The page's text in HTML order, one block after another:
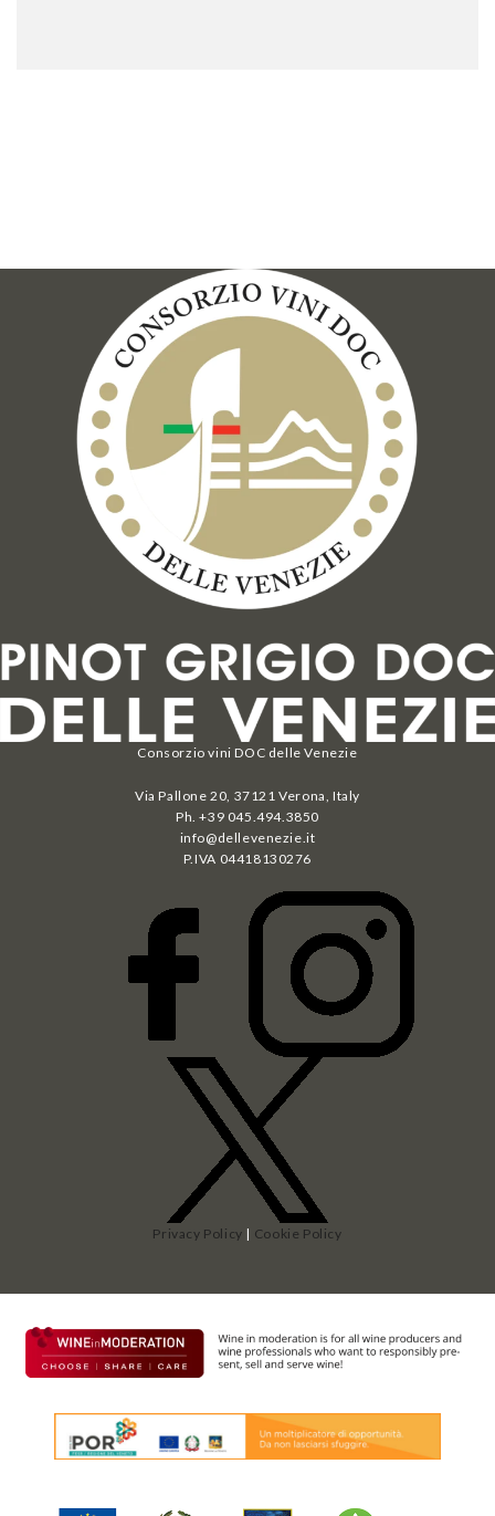
Consorzio vini DOC delle Venezie
Via Pallone 20, 37121 Verona, Italy
Ph. +39 045.494.3850
info@dellevenezie.it
P.IVA 04418130276
Privacy Policy | Cookie Policy